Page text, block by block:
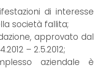
di interesse
società fallita;
approvato dal
– 2.5.2012;
aziendale è